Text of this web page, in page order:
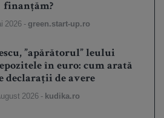
finanțăm?
2026 - green.start-up.ro
”apărătorul” leului
în euro: cum arată
declarații de avere
2026 - kudika.ro